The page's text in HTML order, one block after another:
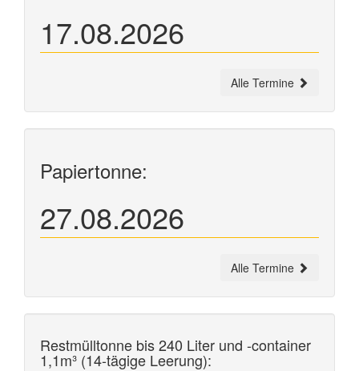
17.08.2026
Alle Termine
Papiertonne:
27.08.2026
Alle Termine
Restmülltonne bis 240 Liter und -container
1,1m³ (14-tägige Leerung):